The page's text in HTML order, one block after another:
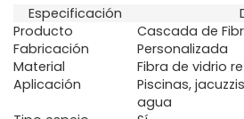
Especificación
Producto
Cascada de
Fabricación
Personalizada
Material
Fibra de vidrio
Aplicación
Piscinas,
agua